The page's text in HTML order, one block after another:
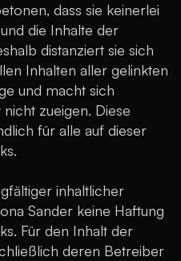
dass sie keinerlei
die Inhalte der
distanziert sie sich
Inhalten aller gelinkten
und macht sich
zueigen. Diese
für alle auf dieser
inhaltlicher
Sander keine Haftung
Für den Inhalt der
deren Betreiber